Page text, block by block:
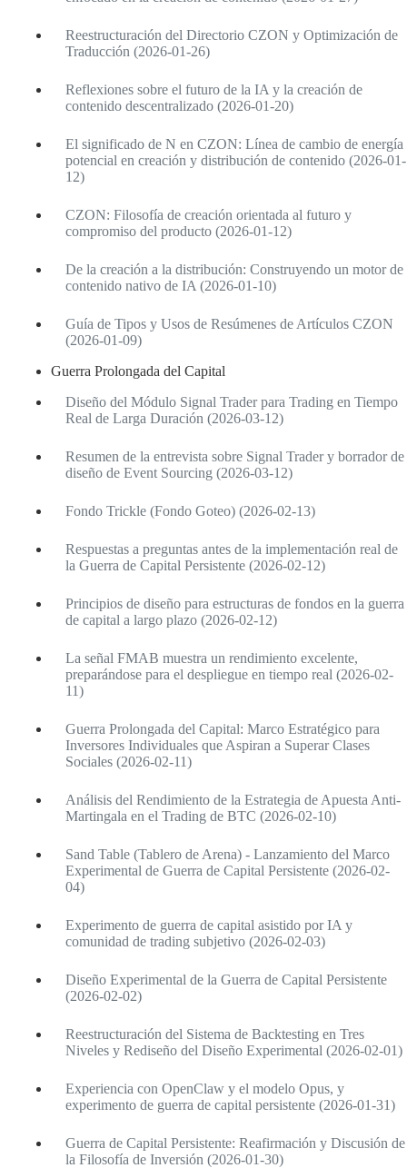
Reestructuración del Directorio CZON y Optimización de
Traducción (2026-01-26)
Reflexiones sobre el futuro de la IA y la creación de
contenido descentralizado (2026-01-20)
El significado de N en CZON: Línea de cambio de energía
potencial en creación y distribución de contenido (2026-01-
12)
CZON: Filosofía de creación orientada al futuro y
compromiso del producto (2026-01-12)
De la creación a la distribución: Construyendo un motor de
contenido nativo de IA (2026-01-10)
Guía de Tipos y Usos de Resúmenes de Artículos CZON
(2026-01-09)
Guerra Prolongada del Capital
Diseño del Módulo Signal Trader para Trading en Tiempo
Real de Larga Duración (2026-03-12)
Resumen de la entrevista sobre Signal Trader y borrador de
diseño de Event Sourcing (2026-03-12)
Fondo Trickle (Fondo Goteo) (2026-02-13)
Respuestas a preguntas antes de la implementación real de
la Guerra de Capital Persistente (2026-02-12)
Principios de diseño para estructuras de fondos en la guerra
de capital a largo plazo (2026-02-12)
La señal FMAB muestra un rendimiento excelente,
preparándose para el despliegue en tiempo real (2026-02-
11)
Guerra Prolongada del Capital: Marco Estratégico para
Inversores Individuales que Aspiran a Superar Clases
Sociales (2026-02-11)
Análisis del Rendimiento de la Estrategia de Apuesta Anti-
Martingala en el Trading de BTC (2026-02-10)
Sand Table (Tablero de Arena) - Lanzamiento del Marco
Experimental de Guerra de Capital Persistente (2026-02-
04)
Experimento de guerra de capital asistido por IA y
comunidad de trading subjetivo (2026-02-03)
Diseño Experimental de la Guerra de Capital Persistente
(2026-02-02)
Reestructuración del Sistema de Backtesting en Tres
Niveles y Rediseño del Diseño Experimental (2026-02-01)
Experiencia con OpenClaw y el modelo Opus, y
experimento de guerra de capital persistente (2026-01-31)
Guerra de Capital Persistente: Reafirmación y Discusión de
la Filosofía de Inversión (2026-01-30)